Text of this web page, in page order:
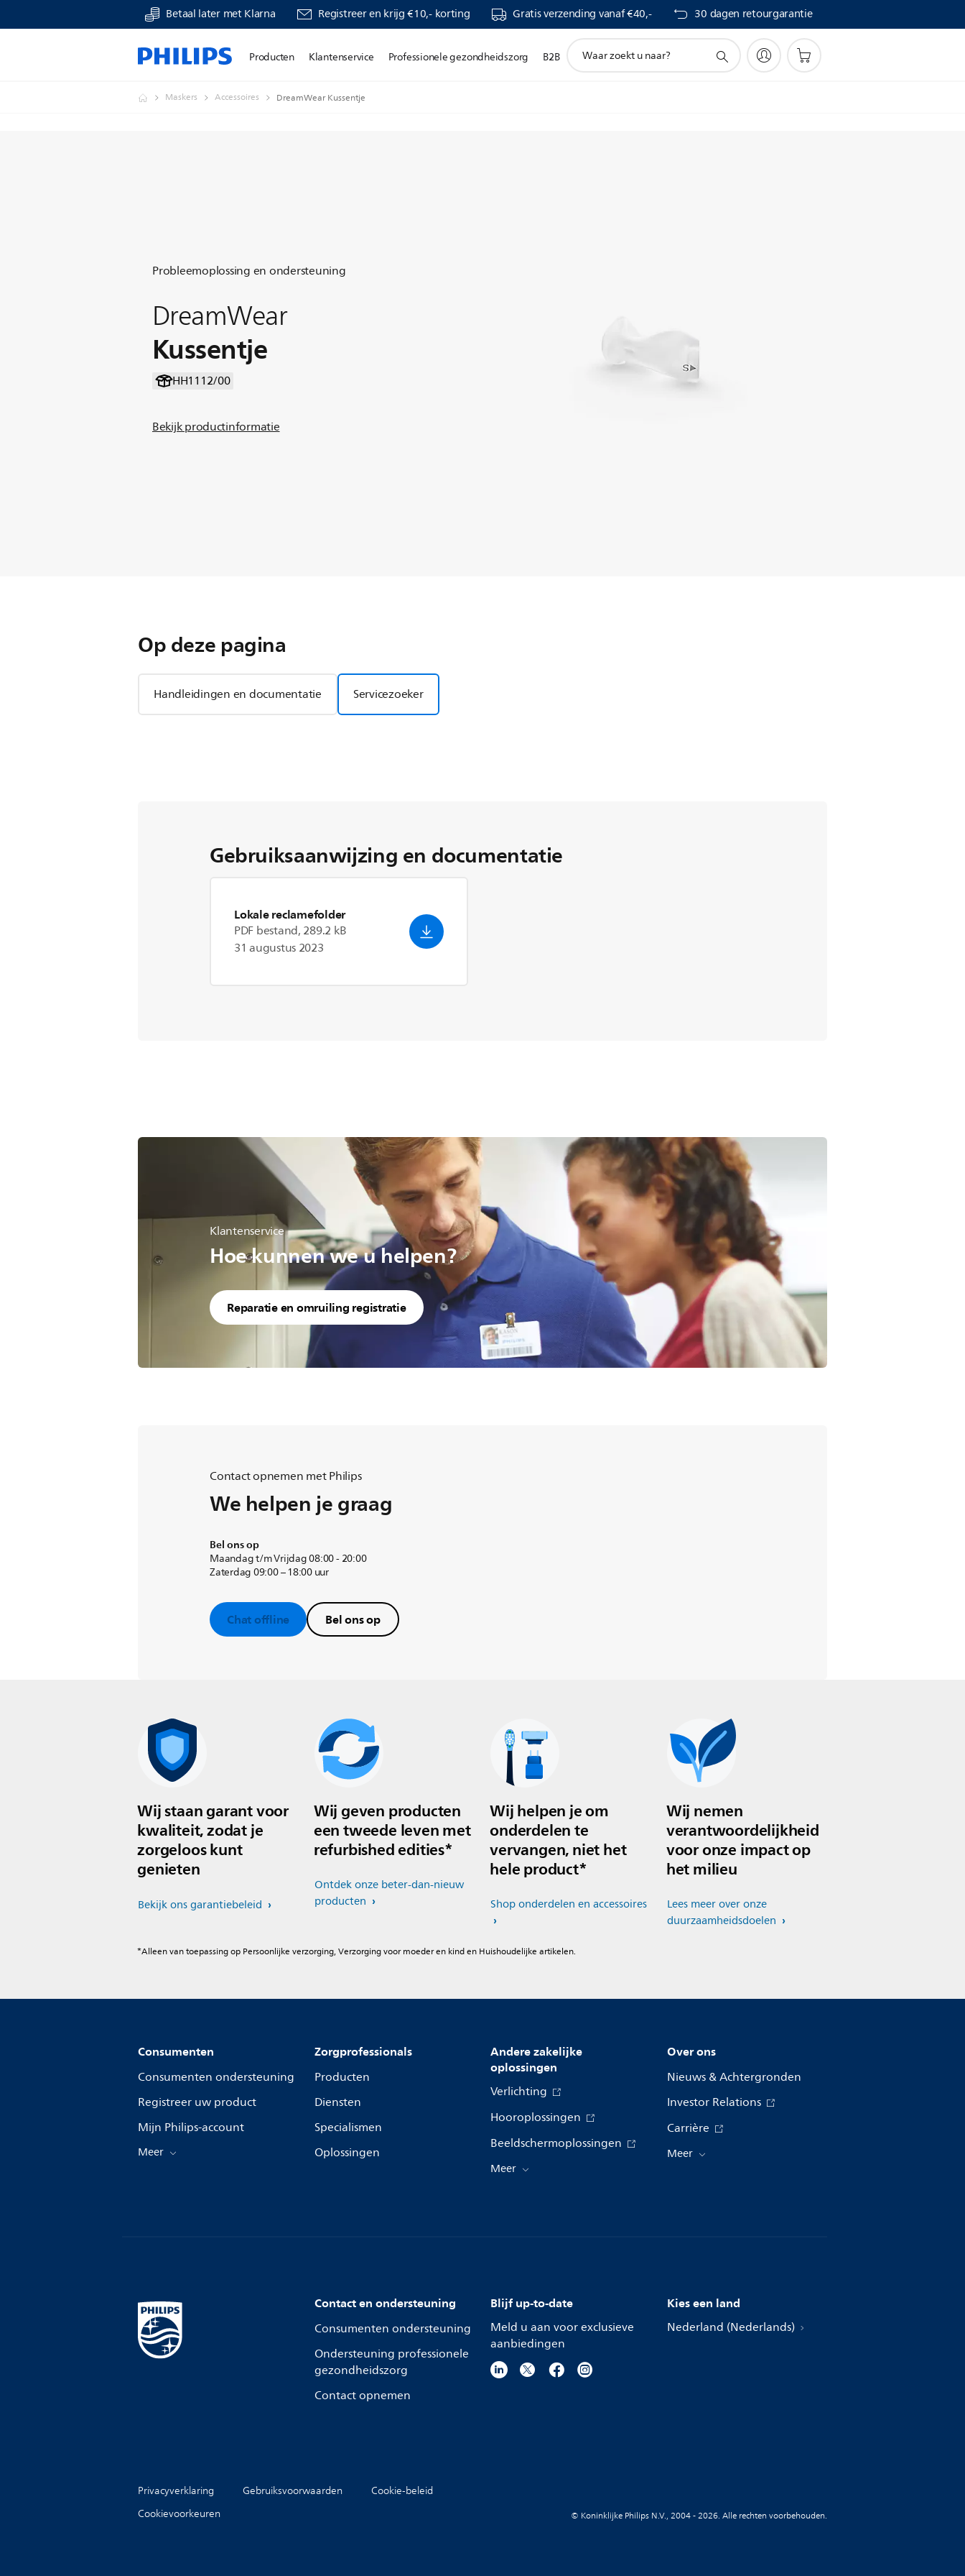
Betaal later met Klarna Registreer en krijg €10,- korting Gratis verzending vanaf €40,- 30 dagen retourgarantie
Producten Klantenservice Professionele gezondheidszorg B2B
zoeken
Maskers Accessoires DreamWear Kussentje
Probleemoplossing en ondersteuning
DreamWear
Kussentje
HH1112/00
Bekijk productinformatie
Op deze pagina
Handleidingen en documentatie Servicezoeker
Gebruiksaanwijzing en documentatie
Lokale reclamefolder
PDF bestand, 289.2 kB
31 augustus 2023
Klantenservice
Hoe kunnen we u helpen?
Reparatie en omruiling registratie
Contact opnemen met Philips
We helpen je graag
Bel ons op
Maandag t/m Vrijdag 08:00 - 20:00
Zaterdag 09:00 – 18:00 uur
Chat offline Bel ons op
Wij staan garant voor
kwaliteit, zodat je
zorgeloos kunt
genieten
Bekijk ons garantiebeleid
Wij geven producten
een tweede leven met
refurbished edities*
Ontdek onze beter-dan-nieuw
producten
Wij helpen je om
onderdelen te
vervangen, niet het
hele product*
Shop onderdelen en accessoires
Wij nemen
verantwoordelijkheid
voor onze impact op
het milieu
Lees meer over onze
duurzaamheidsdoelen
*Alleen van toepassing op Persoonlijke verzorging, Verzorging voor moeder en kind en Huishoudelijke artikelen.
Consumenten
Consumenten ondersteuning
Registreer uw product
Mijn Philips-account
Meer
Zorgprofessionals
Producten
Diensten
Specialismen
Oplossingen
Andere zakelijke
oplossingen
Verlichting
Hooroplossingen
Beeldschermoplossingen
Meer
Over ons
Nieuws & Achtergronden
Investor Relations
Carrière
Meer
Contact en ondersteuning
Consumenten ondersteuning
Ondersteuning professionele
gezondheidszorg
Contact opnemen
Blijf up-to-date
Meld u aan voor exclusieve
aanbiedingen
Kies een land
Nederland (Nederlands)
Privacyverklaring Gebruiksvoorwaarden
Cookie-beleid
Cookievoorkeuren
© Koninklijke Philips N.V., 2004 - 2026. Alle rechten voorbehouden.